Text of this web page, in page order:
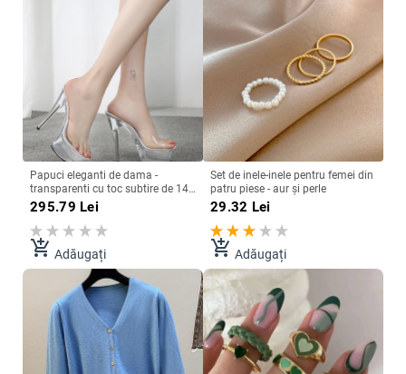
Papuci eleganti de dama -
transparenti cu toc subtire de 14
cm
295.79 Lei
add_shopping_cart Adăugați
Set de inele-inele pentru femei din
patru piese - aur și perle
29.32 Lei
add_shopping_cart Adăugați